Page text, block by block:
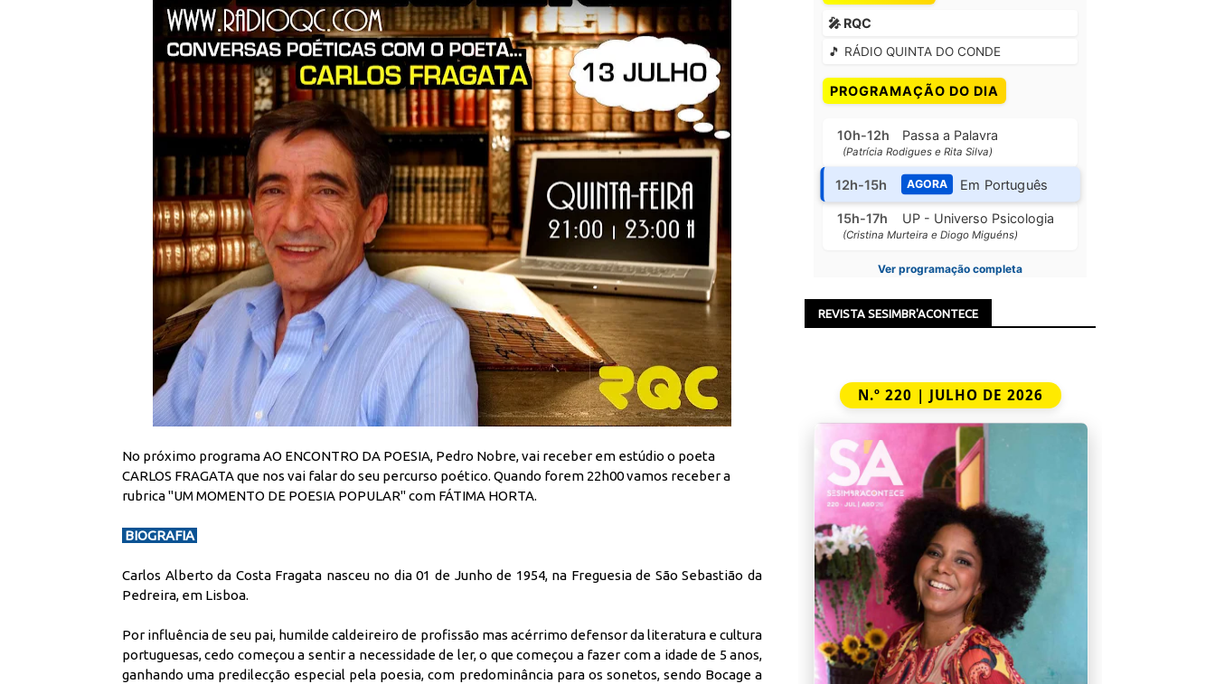
No próximo programa AO ENCONTRO DA POESIA, Pedro Nobre, vai receber em estúdio o poeta
CARLOS FRAGATA que nos vai falar do seu percurso poético. Quando forem 22h00 vamos receber a
rubrica "UM MOMENTO DE POESIA POPULAR" com FÁTIMA HORTA.
BIOGRAFIA
Carlos Alberto da Costa Fragata nasceu no dia 01 de Junho de 1954, na Freguesia de São Sebastião da
Pedreira, em Lisboa.
Por influência de seu pai, humilde caldeireiro de profissão mas acérrimo defensor da literatura e cultura
portuguesas, cedo começou a sentir a necessidade de ler, o que começou a fazer com a idade de 5 anos,
ganhando uma predilecção especial pela poesia, com predominância para os sonetos, sendo Bocage a
🎤 RQC
🎵 RÁDIO QUINTA DO CONDE
PROGRAMAÇÃO DO DIA
10h-12h Passa a Palavra
(Patrícia Rodigues e Rita Silva)
12h-15h AGORA Em Português
15h-17h UP - Universo Psicologia
(Cristina Murteira e Diogo Miguéns)
Ver programação completa
REVISTA SESIMBR'ACONTECE
N.º 220 | JULHO DE 2026